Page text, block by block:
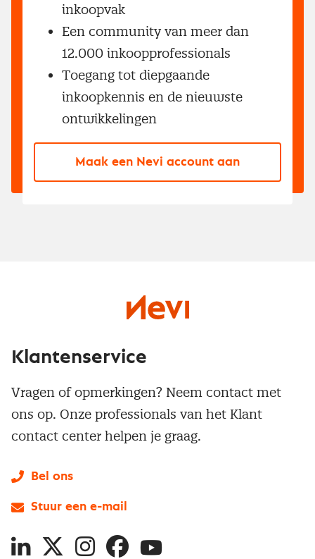
inkoopvak
Een community van meer dan
12.000 inkoopprofessionals
Toegang tot diepgaande
inkoopkennis en de nieuwste
ontwikkelingen
Maak een Nevi account aan
Klantenservice
Vragen of opmerkingen? Neem contact met
ons op. Onze professionals van het Klant
contact center helpen je graag.
Bel ons
Stuur een e-mail
LinkedIn
X InstagramFacebookYouTube